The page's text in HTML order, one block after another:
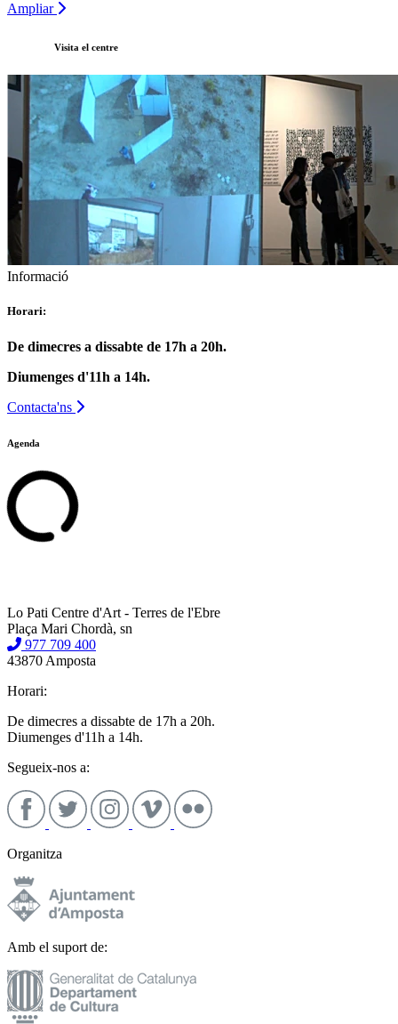
Ampliar
Visita el centre
Informació
Horari:
De dimecres a dissabte de 17h a 20h.
Diumenges d'11h a 14h.
Contacta'ns
Agenda
Lo Pati Centre d'Art - Terres de l'Ebre
Plaça Mari Chordà, sn
977 709 400
43870 Amposta
Horari:
De dimecres a dissabte de 17h a 20h.
Diumenges d'11h a 14h.
Segueix-nos a:
Organitza
Amb el suport de: